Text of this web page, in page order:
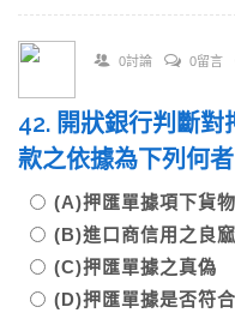
0討論 0留言
42. 開狀銀行判斷對
款之依據為下列何者
(A)押匯單據項下貨
(B)進口商信用之良窳
(C)押匯單據之真偽
(D)押匯單據是否符